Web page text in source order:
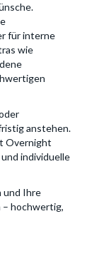
für interne
wie
anstehen.
Overnight
individuelle
und Ihre
hochwertig,